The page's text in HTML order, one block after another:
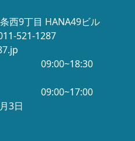
西9丁目 HANA49ビル
521-1287
09:00~18:30
09:00~17:00
3日